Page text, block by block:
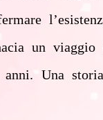
un
anni. Una